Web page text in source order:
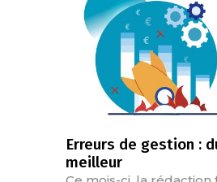
Erreurs de gestion :
meilleur